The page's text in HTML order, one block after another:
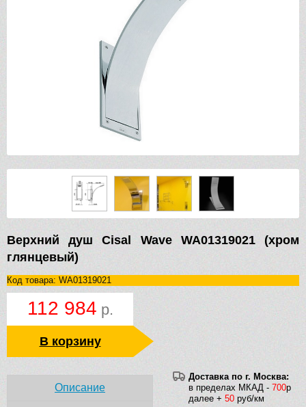
Верхний душ Cisal Wave WA01319021 (хром
глянцевый)
Код товара: WA01319021
112 984 р.
В корзину
Доставка по г. Москва:
в пределах МКАД - 700р
далее + 50 руб/км
Описание